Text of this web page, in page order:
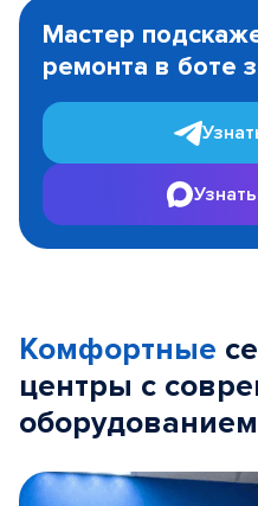
1
Мастер
ремонта в боте
Комфортные
центры с
оборудованием